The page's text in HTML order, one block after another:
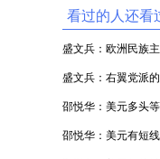
看过的人还看
盛文兵：欧洲民族
盛文兵：右翼党派
美元
邵悦华：美元多头
邵悦华：美元有短